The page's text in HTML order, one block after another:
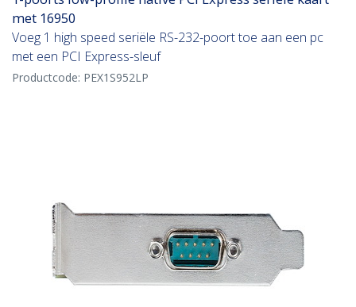
met 16950
Voeg 1 high speed seriële RS-232-poort toe aan een pc
met een PCI Express-sleuf
Productcode: PEX1S952LP